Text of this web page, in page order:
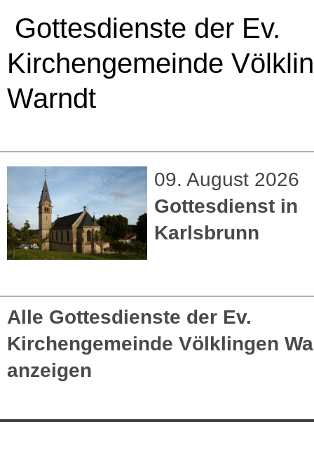
Gottesdienste der Ev.
Kirchengemeinde
Warndt
09. August 2026
Gottesdienst in
Karlsbrunn
Alle Gottesdienste der Ev.
Kirchengemeinde Völklingen
anzeigen